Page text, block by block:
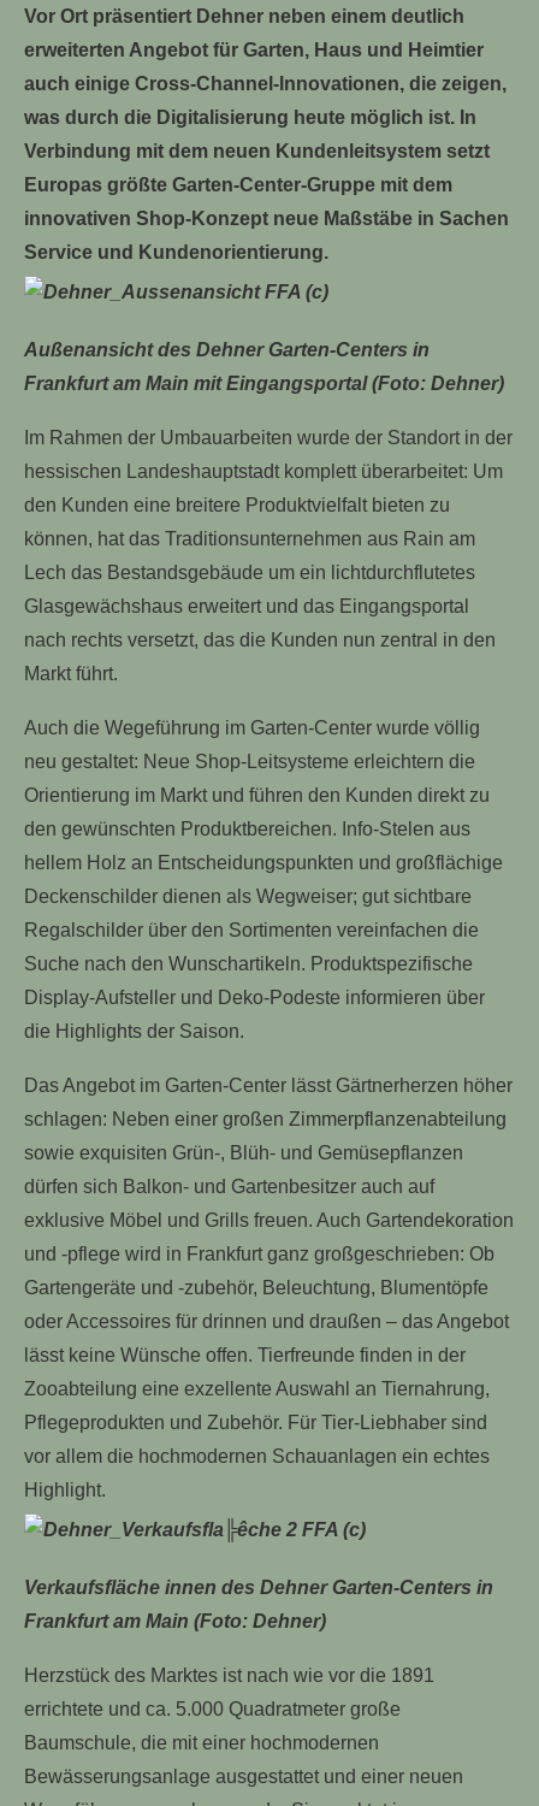
Vor Ort präsentiert Dehner neben einem deutlich
erweiterten Angebot für Garten, Haus und Heimtier
auch einige Cross-Channel-Innovationen, die zeigen,
was durch die Digitalisierung heute möglich ist. In
Verbindung mit dem neuen Kundenleitsystem setzt
Europas größte Garten-Center-Gruppe mit dem
innovativen Shop-Konzept neue Maßstäbe in Sachen
Service und Kundenorientierung.
Außenansicht des Dehner Garten-Centers in
Frankfurt am Main mit Eingangsportal (Foto: Dehner)
Im Rahmen der Umbauarbeiten wurde der Standort in der
hessischen Landeshauptstadt komplett überarbeitet: Um
den Kunden eine breitere Produktvielfalt bieten zu
können, hat das Traditionsunternehmen aus Rain am
Lech das Bestandsgebäude um ein lichtdurchflutetes
Glasgewächshaus erweitert und das Eingangsportal
nach rechts versetzt, das die Kunden nun zentral in den
Markt führt.
Auch die Wegeführung im Garten-Center wurde völlig
neu gestaltet: Neue Shop-Leitsysteme erleichtern die
Orientierung im Markt und führen den Kunden direkt zu
den gewünschten Produktbereichen. Info-Stelen aus
hellem Holz an Entscheidungspunkten und großflächige
Deckenschilder dienen als Wegweiser; gut sichtbare
Regalschilder über den Sortimenten vereinfachen die
Suche nach den Wunschartikeln. Produktspezifische
Display-Aufsteller und Deko-Podeste informieren über
die Highlights der Saison.
Das Angebot im Garten-Center lässt Gärtnerherzen höher
schlagen: Neben einer großen Zimmerpflanzenabteilung
sowie exquisiten Grün-, Blüh- und Gemüsepflanzen
dürfen sich Balkon- und Gartenbesitzer auch auf
exklusive Möbel und Grills freuen. Auch Gartendekoration
und -pflege wird in Frankfurt ganz großgeschrieben: Ob
Gartengeräte und -zubehör, Beleuchtung, Blumentöpfe
oder Accessoires für drinnen und draußen – das Angebot
lässt keine Wünsche offen. Tierfreunde finden in der
Zooabteilung eine exzellente Auswahl an Tiernahrung,
Pflegeprodukten und Zubehör. Für Tier-Liebhaber sind
vor allem die hochmodernen Schauanlagen ein echtes
Highlight.
Verkaufsfläche innen des Dehner Garten-Centers in
Frankfurt am Main (Foto: Dehner)
Herzstück des Marktes ist nach wie vor die 1891
errichtete und ca. 5.000 Quadratmeter große
Baumschule, die mit einer hochmodernen
Bewässerungsanlage ausgestattet und einer neuen